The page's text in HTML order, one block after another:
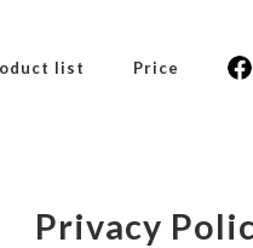
list Price
Privacy